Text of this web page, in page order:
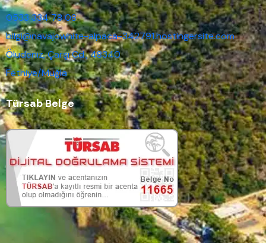
0533 334 78 08
bilgi@navajowhite-alpaca-342791.hostingersite.com
Ölüdeniz, Çarşı Cd., 48340
Fethiye/Muğla
Türsab Belge